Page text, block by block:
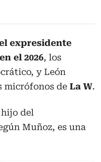
expresidente
el 2026, los
y León
micrófonos de La W.
hijo del
Muñoz, es una